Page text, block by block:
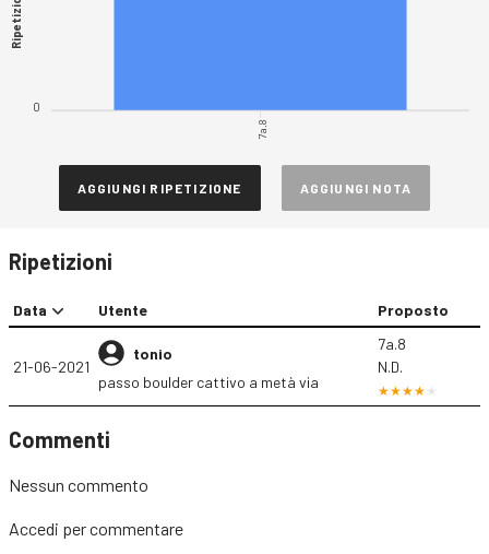
0
Ripetizioni
7a.8
AGGIUNGI RIPETIZIONE AGGIUNGI NOTA
Ripetizioni
Data Utente Proposto
21-06-2021
tonio
passo boulder cattivo a metà via
7a.8
N.D.
Commenti
Nessun commento
Accedi per commentare